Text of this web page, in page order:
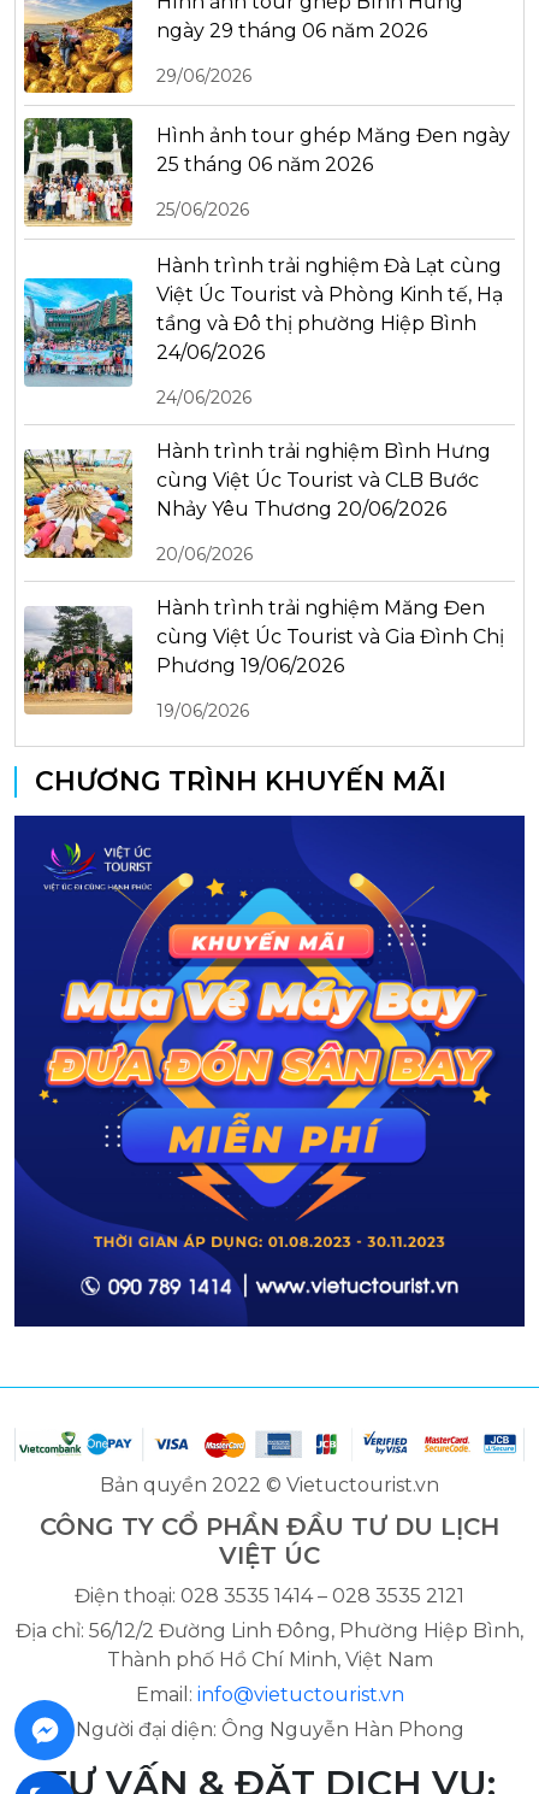
ngày 29 tháng 06 năm 2026
29/06/2026
Hình ảnh tour ghép Măng Đen ngày
25 tháng 06 năm 2026
25/06/2026
Hành trình trải nghiệm Đà Lạt cùng
Việt Úc Tourist và Phòng Kinh tế, Hạ
tầng và Đô thị phường Hiệp Bình
24/06/2026
24/06/2026
Hành trình trải nghiệm Bình Hưng
cùng Việt Úc Tourist và CLB Bước
Nhảy Yêu Thương 20/06/2026
20/06/2026
Hành trình trải nghiệm Măng Đen
cùng Việt Úc Tourist và Gia Đình Chị
Phương 19/06/2026
19/06/2026
CHƯƠNG TRÌNH KHUYẾN MÃI
Bản quyền 2022 © Vietuctourist.vn
CÔNG TY CỔ PHẦN ĐẦU TƯ DU LỊCH
VIỆT ÚC
Điện thoại: 028 3535 1414 – 028 3535 2121
Địa chỉ: 56/12/2 Đường Linh Đông, Phường Hiệp Bình,
Thành phố Hồ Chí Minh, Việt Nam
Email: info@vietuctourist.vn
Người đại diện: Ông Nguyễn Hàn Phong
TƯ VẤN & ĐẶT DỊCH VỤ: